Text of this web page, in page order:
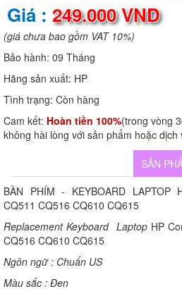
Giá : 249.000 VND
(giá chưa bao gồm VAT 10%)
Bảo hành: 09 Tháng
Hãng sản xuất: HP
Tình trạng: Còn hàng
Cam kết: Hoàn tiền 100%(trong vòng
không hài lòng với sản phẩm hoặc dịch
SẢN
BÀN PHÍM - KEYBOARD LAPTOP
CQ511 CQ516 CQ610 CQ615
Replacement Keyboard LaptopHP
CQ516 CQ610 CQ615
Ngôn ngữ : Chuẩn US
Màu sắc : Đen